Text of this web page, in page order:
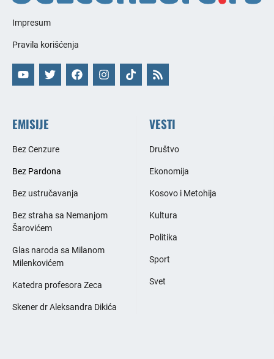
Impresum
Pravila korišćenja
EMISIJE
Bez Cenzure
Bez Pardona
Bez ustručavanja
Bez straha sa Nemanjom
Šarovićem
Glas naroda sa Milanom
Milenkovićem
Katedra profesora Zeca
Skener dr Aleksandra Dikića
VESTI
Društvo
Ekonomija
Kosovo i Metohija
Kultura
Politika
Sport
Svet